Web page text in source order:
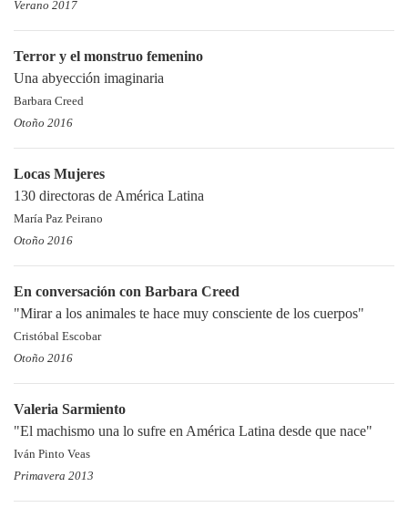
Verano 2017
Terror y el monstruo femenino
Una abyección imaginaria
Barbara Creed
Otoño 2016
Locas Mujeres
130 directoras de América Latina
María Paz Peirano
Otoño 2016
En conversación con Barbara Creed
"Mirar a los animales te hace muy consciente de los cuerpos"
Cristóbal Escobar
Otoño 2016
Valeria Sarmiento
"El machismo una lo sufre en América Latina desde que nace"
Iván Pinto Veas
Primavera 2013